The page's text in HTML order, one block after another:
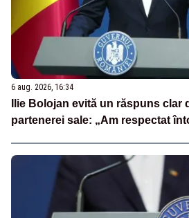
6 aug. 2026, 16:34
Ilie Bolojan evită un răspuns clar
partenerei sale: „Am respectat